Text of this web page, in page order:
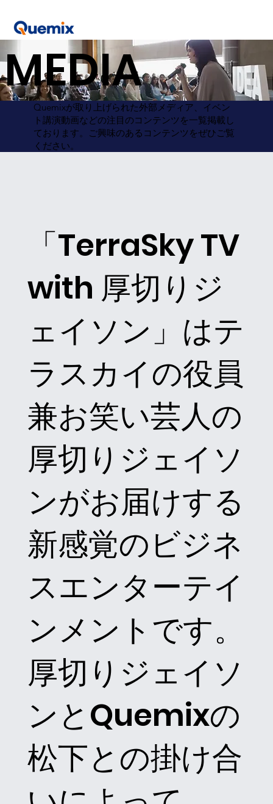
MEDIA
Quemixが取り上げられた外部メディア、イベン
ト講演動画などの注目のコンテンツを一覧掲載し
ております。ご興味のあるコンテンツをぜひご覧
ください。
「TerraSky TV
with 厚切りジ
ェイソン」はテ
ラスカイの役員
兼お笑い芸人の
厚切りジェイソ
ンがお届けする
新感覚のビジネ
スエンターテイ
ンメントです。
厚切りジェイソ
ンとQuemixの
松下との掛け合